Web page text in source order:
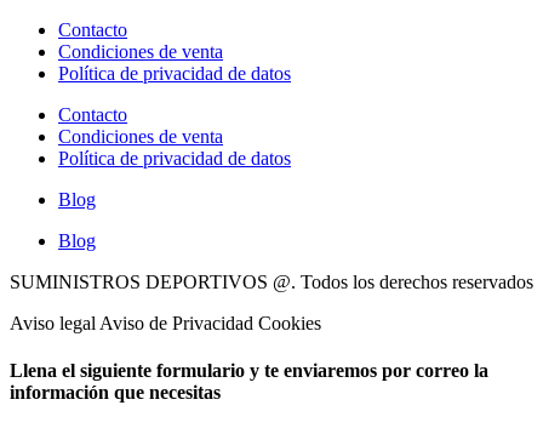
Contacto
Condiciones de venta
Política de privacidad de datos
Contacto
Condiciones de venta
Política de privacidad de datos
Blog
Blog
SUMINISTROS DEPORTIVOS @. Todos los derechos reservados
Aviso legal Aviso de Privacidad Cookies
Llena el siguiente formulario y te enviaremos por correo la
información que necesitas